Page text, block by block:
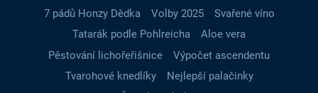
7 pádů Honzy Dědka
Volby 2025
Svařené víno
Tatarák podle Pohlreicha
Aloe vera
Pěstování lichořeřišnice
Výpočet ascendentu
Tvarohové knedlíky
Nejlepší palačinky